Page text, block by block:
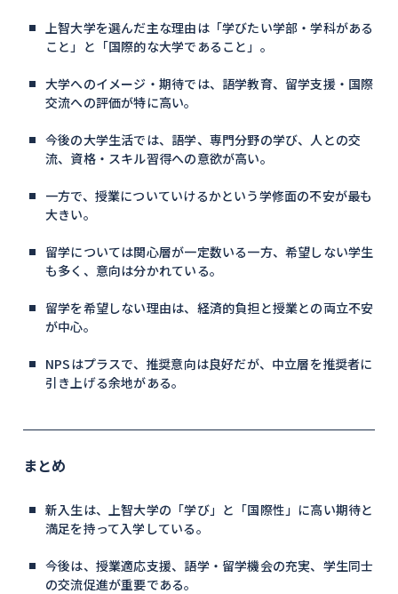
上智大学を選んだ主な理由は「学びたい学部・学科がある
こと」と「国際的な大学であること」。
大学へのイメージ・期待では、語学教育、留学支援・国際
交流への評価が特に高い。
今後の大学生活では、語学、専門分野の学び、人との交
流、資格・スキル習得への意欲が高い。
一方で、授業についていけるかという学修面の不安が最も
大きい。
留学については関心層が一定数いる一方、希望しない学生
も多く、意向は分かれている。
留学を希望しない理由は、経済的負担と授業との両立不安
が中心。
NPSはプラスで、推奨意向は良好だが、中立層を推奨者に
引き上げる余地がある。
まとめ
新入生は、上智大学の「学び」と「国際性」に高い期待と
満足を持って入学している。
今後は、授業適応支援、語学・留学機会の充実、学生同士
の交流促進が重要である。